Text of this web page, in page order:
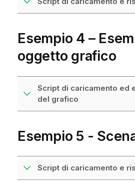
Esempio 4 –
oggetto grafico
Script di caricamento ed
del grafico
Esempio 5 -
Script di caricamento e